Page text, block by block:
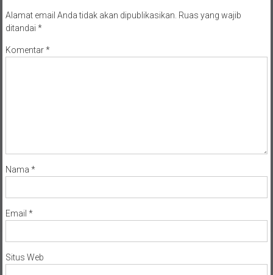
Alamat email Anda tidak akan dipublikasikan. Ruas yang wajib
ditandai *
Komentar*
Nama *
Email *
Situs Web